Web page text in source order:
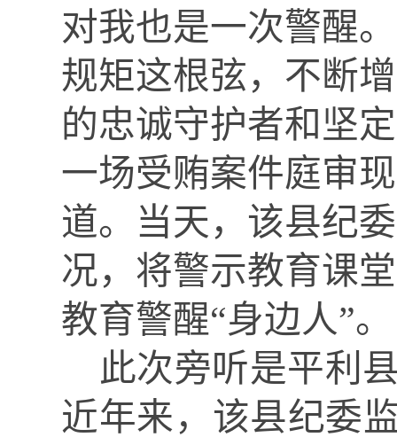
对我也是一次警醒
规矩这根弦，不断
的忠诚守护者和坚
一场受贿案件庭审
道。当天，该县纪
况，将警示教育课
教育警醒“身边人”。
此次旁听是平利
近年来，该县纪委